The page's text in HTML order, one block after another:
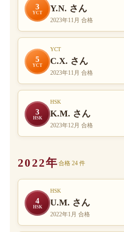
3
YCT Y.N. さん
2023年11月 合格
5
YCT
YCT
C.X. さん
2023年11月 合格
3
HSK
HSK
K.M. さん
2023年12月 合格
2022年 合格 24 件
4
HSK
HSK
U.M. さん
2022年1月 合格